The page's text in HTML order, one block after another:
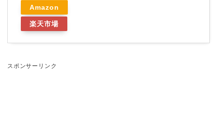
Amazon
楽天市場
スポンサーリンク